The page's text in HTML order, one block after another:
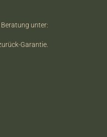
unter:
Garantie.